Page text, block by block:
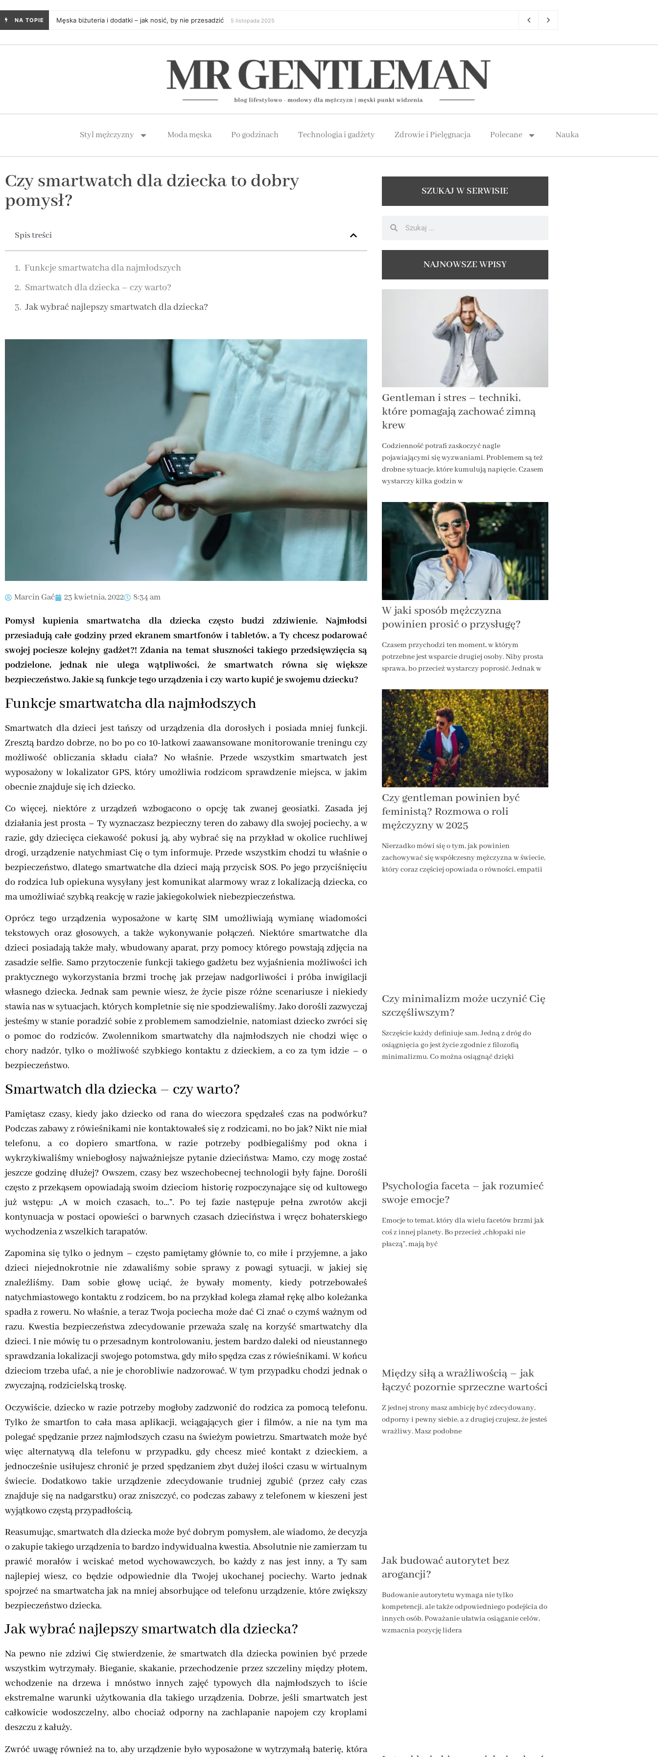
NA TOPIE Męska biżuteria i dodatki – jak nosić, by nie przesadzić 5 listopada 2025
Styl mężczyzny Moda męska Po godzinach Technologia i gadżety Zdrowie i Pielęgnacja Polecane Nauka
Czy smartwatch dla dziecka to dobry
pomysł?
Spis treści
Funkcje smartwatcha dla najmłodszych
Smartwatch dla dziecka – czy warto?
Jak wybrać najlepszy smartwatch dla dziecka?
Marcin Gać 23 kwietnia, 2022 8:34 am
Pomysł kupienia smartwatcha dla dziecka często budzi zdziwienie. Najmłodsi
przesiadują całe godziny przed ekranem smartfonów i tabletów, a Ty chcesz podarować
swojej pociesze kolejny gadżet?! Zdania na temat słuszności takiego przedsięwzięcia są
podzielone, jednak nie ulega wątpliwości, że smartwatch równa się większe
bezpieczeństwo. Jakie są funkcje tego urządzenia i czy warto kupić je swojemu dziecku?
Funkcje smartwatcha dla najmłodszych
Smartwatch dla dzieci jest tańszy od urządzenia dla dorosłych i posiada mniej funkcji.
Zresztą bardzo dobrze, no bo po co 10-latkowi zaawansowane monitorowanie treningu czy
możliwość obliczania składu ciała? No właśnie. Przede wszystkim smartwatch jest
wyposażony w lokalizator GPS, który umożliwia rodzicom sprawdzenie miejsca, w jakim
obecnie znajduje się ich dziecko.
Co więcej, niektóre z urządzeń wzbogacono o opcję tak zwanej geosiatki. Zasada jej
działania jest prosta – Ty wyznaczasz bezpieczny teren do zabawy dla swojej pociechy, a w
razie, gdy dziecięca ciekawość pokusi ją, aby wybrać się na przykład w okolice ruchliwej
drogi, urządzenie natychmiast Cię o tym informuje. Przede wszystkim chodzi tu właśnie o
bezpieczeństwo, dlatego smartwatche dla dzieci mają przycisk SOS. Po jego przyciśnięciu
do rodzica lub opiekuna wysyłany jest komunikat alarmowy wraz z lokalizacją dziecka, co
ma umożliwiać szybką reakcję w razie jakiegokolwiek niebezpieczeństwa.
Oprócz tego urządzenia wyposażone w kartę SIM umożliwiają wymianę wiadomości
tekstowych oraz głosowych, a także wykonywanie połączeń. Niektóre smartwatche dla
dzieci posiadają także mały, wbudowany aparat, przy pomocy którego powstają zdjęcia na
zasadzie selfie. Samo przytoczenie funkcji takiego gadżetu bez wyjaśnienia możliwości ich
praktycznego wykorzystania brzmi trochę jak przejaw nadgorliwości i próba inwigilacji
własnego dziecka. Jednak sam pewnie wiesz, że życie pisze różne scenariusze i niekiedy
stawia nas w sytuacjach, których kompletnie się nie spodziewaliśmy. Jako dorośli zazwyczaj
jesteśmy w stanie poradzić sobie z problemem samodzielnie, natomiast dziecko zwróci się
o pomoc do rodziców. Zwolennikom smartwatchy dla najmłodszych nie chodzi więc o
chory nadzór, tylko o możliwość szybkiego kontaktu z dzieckiem, a co za tym idzie – o
bezpieczeństwo.
Smartwatch dla dziecka – czy warto?
Pamiętasz czasy, kiedy jako dziecko od rana do wieczora spędzałeś czas na podwórku?
Podczas zabawy z rówieśnikami nie kontaktowałeś się z rodzicami, no bo jak? Nikt nie miał
telefonu, a co dopiero smartfona, w razie potrzeby podbiegaliśmy pod okna i
wykrzykiwaliśmy wniebogłosy najważniejsze pytanie dzieciństwa: Mamo, czy mogę zostać
jeszcze godzinę dłużej? Owszem, czasy bez wszechobecnej technologii były fajne. Dorośli
często z przekąsem opowiadają swoim dzieciom historię rozpoczynające się od kultowego
już wstępu: „A w moich czasach, to…”. Po tej fazie następuje pełna zwrotów akcji
kontynuacja w postaci opowieści o barwnych czasach dzieciństwa i wręcz bohaterskiego
wychodzenia z wszelkich tarapatów.
Zapomina się tylko o jednym – często pamiętamy głównie to, co miłe i przyjemne, a jako
dzieci niejednokrotnie nie zdawaliśmy sobie sprawy z powagi sytuacji, w jakiej się
znaleźliśmy. Dam sobie głowę uciąć, że bywały momenty, kiedy potrzebowałeś
natychmiastowego kontaktu z rodzicem, bo na przykład kolega złamał rękę albo koleżanka
spadła z roweru. No właśnie, a teraz Twoja pociecha może dać Ci znać o czymś ważnym od
razu. Kwestia bezpieczeństwa zdecydowanie przeważa szalę na korzyść smartwatchy dla
dzieci. I nie mówię tu o przesadnym kontrolowaniu, jestem bardzo daleki od nieustannego
sprawdzania lokalizacji swojego potomstwa, gdy miło spędza czas z rówieśnikami. W końcu
dzieciom trzeba ufać, a nie je chorobliwie nadzorować. W tym przypadku chodzi jednak o
zwyczajną, rodzicielską troskę.
Oczywiście, dziecko w razie potrzeby mogłoby zadzwonić do rodzica za pomocą telefonu.
Tylko że smartfon to cała masa aplikacji, wciągających gier i filmów, a nie na tym ma
polegać spędzanie przez najmłodszych czasu na świeżym powietrzu. Smartwatch może być
więc alternatywą dla telefonu w przypadku, gdy chcesz mieć kontakt z dzieckiem, a
jednocześnie usiłujesz chronić je przed spędzaniem zbyt dużej ilości czasu w wirtualnym
świecie. Dodatkowo takie urządzenie zdecydowanie trudniej zgubić (przez cały czas
znajduje się na nadgarstku) oraz zniszczyć, co podczas zabawy z telefonem w kieszeni jest
wyjątkowo częstą przypadłością.
Reasumując, smartwatch dla dziecka może być dobrym pomysłem, ale wiadomo, że decyzja
o zakupie takiego urządzenia to bardzo indywidualna kwestia. Absolutnie nie zamierzam tu
prawić morałów i wciskać metod wychowawczych, bo każdy z nas jest inny, a Ty sam
najlepiej wiesz, co będzie odpowiednie dla Twojej ukochanej pociechy. Warto jednak
spojrzeć na smartwatcha jak na mniej absorbujące od telefonu urządzenie, które zwiększy
bezpieczeństwo dziecka.
Jak wybrać najlepszy smartwatch dla dziecka?
Na pewno nie zdziwi Cię stwierdzenie, że smartwatch dla dziecka powinien być przede
wszystkim wytrzymały. Bieganie, skakanie, przechodzenie przez szczeliny między płotem,
wchodzenie na drzewa i mnóstwo innych zajęć typowych dla najmłodszych to iście
ekstremalne warunki użytkowania dla takiego urządzenia. Dobrze, jeśli smartwatch jest
całkowicie wodoszczelny, albo chociaż odporny na zachlapanie napojem czy kroplami
deszczu z kałuży.
Zwróć uwagę również na to, aby urządzenie było wyposażone w wytrzymałą baterię, która
SZUKAJ W SERWISIE
NAJNOWSZE WPISY
Gentleman i stres – techniki,
które pomagają zachować zimną
krew
Codzienność potrafi zaskoczyć nagle
pojawiającymi się wyzwaniami. Problemem są też
drobne sytuacje, które kumulują napięcie. Czasem
wystarczy kilka godzin w
W jaki sposób mężczyzna
powinien prosić o przysługę?
Czasem przychodzi ten moment, w którym
potrzebne jest wsparcie drugiej osoby. Niby prosta
sprawa, bo przecież wystarczy poprosić. Jednak w
Czy gentleman powinien być
feministą? Rozmowa o roli
mężczyzny w 2025
Nierzadko mówi się o tym, jak powinien
zachowywać się współczesny mężczyzna w świecie,
który coraz częściej opowiada o równości, empatii
Czy minimalizm może uczynić Cię
szczęśliwszym?
Szczęście każdy definiuje sam. Jedną z dróg do
osiągnięcia go jest życie zgodnie z filozofią
minimalizmu. Co można osiągnąć dzięki
Psychologia faceta – jak rozumieć
swoje emocje?
Emocje to temat, który dla wielu facetów brzmi jak
coś z innej planety. Bo przecież „chłopaki nie
płaczą”, mają być
Między siłą a wrażliwością – jak
łączyć pozornie sprzeczne wartości
Z jednej strony masz ambicję być zdecydowany,
odporny i pewny siebie, a z drugiej czujesz, że jesteś
wrażliwy. Masz podobne
Jak budować autorytet bez
arogancji?
Budowanie autorytetu wymaga nie tylko
kompetencji, ale także odpowiedniego podejścia do
innych osób. Poważanie ułatwia osiąganie celów,
wzmacnia pozycję lidera